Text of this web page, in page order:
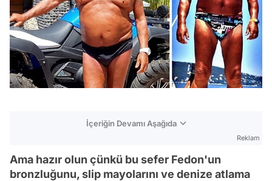
İçeriğin Devamı Aşağıda
Reklam
Ama hazır olun çünkü bu sefer Fedon'un
bronzluğunu, slip mayolarını ve denize atlama